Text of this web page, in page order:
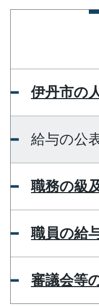
伊丹市の
給与の公
職務の級
職員の給
審議会等